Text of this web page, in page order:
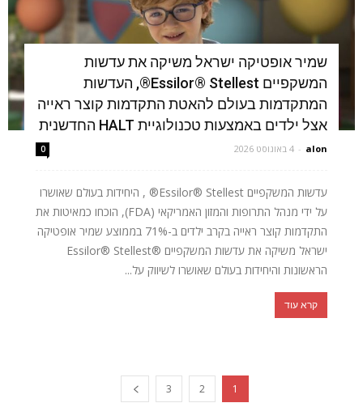
שמיר אופטיקה ישראל משיקה את עדשות
המשקפיים Essilor® Stellest®, העדשות
המתקדמות בעולם להאטת התקדמות קוצר ראייה
אצל ילדים באמצעות טכנולוגיית HALT החדשנית
alon
- 4 באוגוסט 2026 0
עדשות המשקפיים Essilor® Stellest® , היחידות בעולם שאושרו
על ידי מנהל התרופות והמזון האמריקאי (FDA), הוכחו כמאיטות את
התקדמות קוצר ראייה בקרב ילדים ב-71% בממוצע שמיר אופטיקה
ישראל משיקה את עדשות המשקפיים ®Essilor® Stellest
הראשונות והיחידות בעולם שאושרו לשיווק על...
קרא עוד
1
2
3